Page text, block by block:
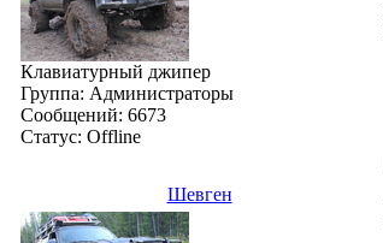
Клавиатурный джипер
Группа: Администраторы
Сообщений: 6673
Статус: Offline
Шевген